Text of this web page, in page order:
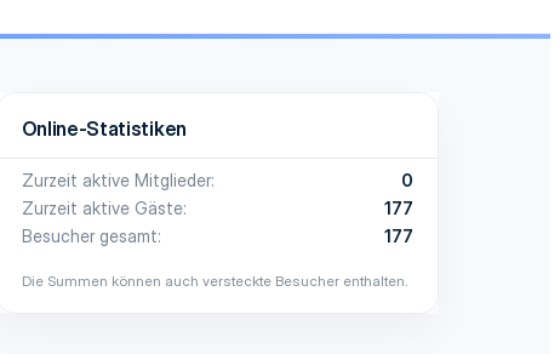
Online-Statistiken
Zurzeit aktive Mitglieder
0
Zurzeit aktive Gäste
177
Besucher gesamt
177
Die Summen können auch versteckte Besucher enthalten.